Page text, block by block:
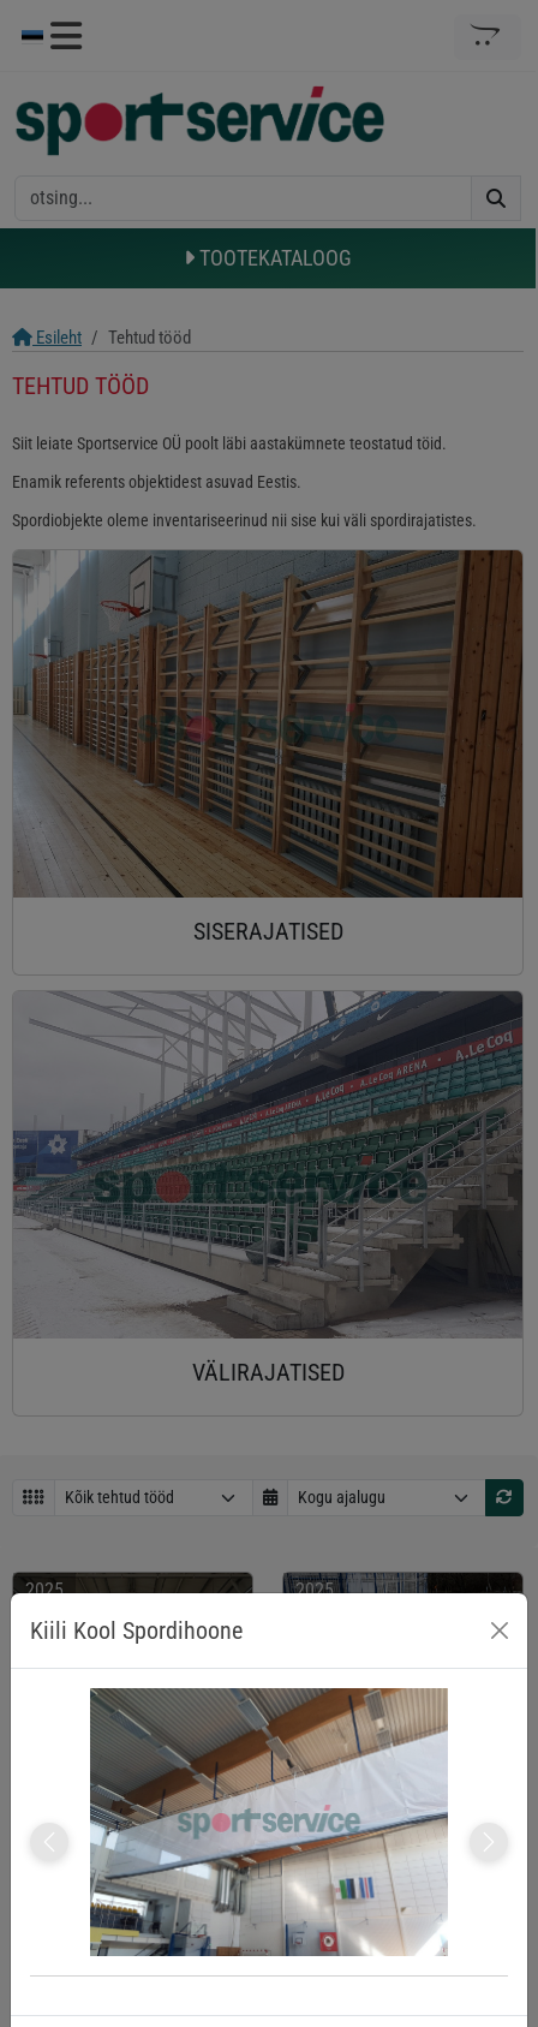
TOOTEKATALOOG
Esileht Tehtud tööd
TEHTUD TÖÖD
Siit leiate Sportservice OÜ poolt läbi aastakümnete teostatud töid.
Enamik referents objektidest asuvad Eestis.
Spordiobjekte oleme inventariseerinud nii sise kui väli spordirajatistes.
SISERAJATISED
VÄLIRAJATISED
2025
Vormsi Spordihoone
2025
2025
Kiili Kool Spordihoone
Previous Next